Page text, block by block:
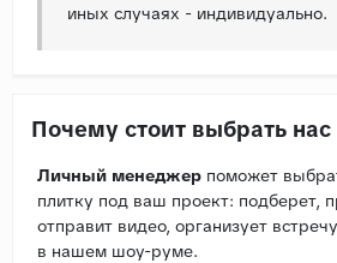
иных случаях - индивидуально.
Почему стоит выбрать нас
Личный менеджер поможет
плитку под ваш проект: подберет,
отправит видео, организует
в нашем шоу-руме.